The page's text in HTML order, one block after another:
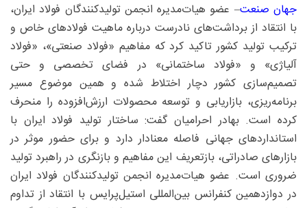
جهان صنعت– عضو هیات‌مدیره انجمن تولیدکنندگان فولاد ایران،
با انتقاد از برداشت‌های نادرست درباره ماهیت فولادهای خاص و
ترکیب تولید کشور تاکید کرد که مفاهیم «فولاد صنعتی»، «فولاد
آلیاژی» و «فولاد ساختمانی» در فضای تخصصی و حتی
تصمیم‌سازی کشور دچار اختلاط شده و همین موضوع مسیر
برنامه‌ریزی، بازاریابی و توسعه محصولات ارزش‌افزوده را منحرف
کرده است. بهادر احرامیان گفت: ساختار تولید فولاد ایران با
استانداردهای جهانی فاصله معنادار دارد و برای حضور موثر در
بازارهای صادراتی، بازتعریف این مفاهیم و بازنگری در راهبرد تولید
ضروری است. عضو هیات‌مدیره انجمن تولیدکنندگان فولاد ایران
در دوازدهمین کنفرانس بین‌المللی استیل‌پرایس با انتقاد از تداوم